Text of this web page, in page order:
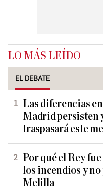
LO MÁS LEÍDO
EL DEBATE
Las diferencias
Madrid persisten
traspasará este
Por qué el Rey
los incendios y no
Melilla